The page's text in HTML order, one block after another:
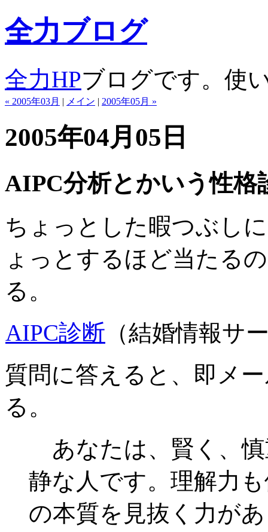
全力ブログ
全力HPブログです。使
« 2005年03月 | メイン | 2005年05月 »
2005年04月05日
AIPC分析とかいう性格
ちょっとした暇つぶし
ょっとするほど当たる
る。
AIPC診断 （結婚情報サ
質問に答えると、即メ
る。
あなたは、賢く、
静な人です。理解力
の本質を見抜く力が